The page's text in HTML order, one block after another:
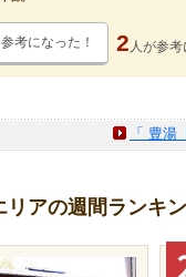
参考になった！ 2 人が参考
「 豊
リアの週間ランキ